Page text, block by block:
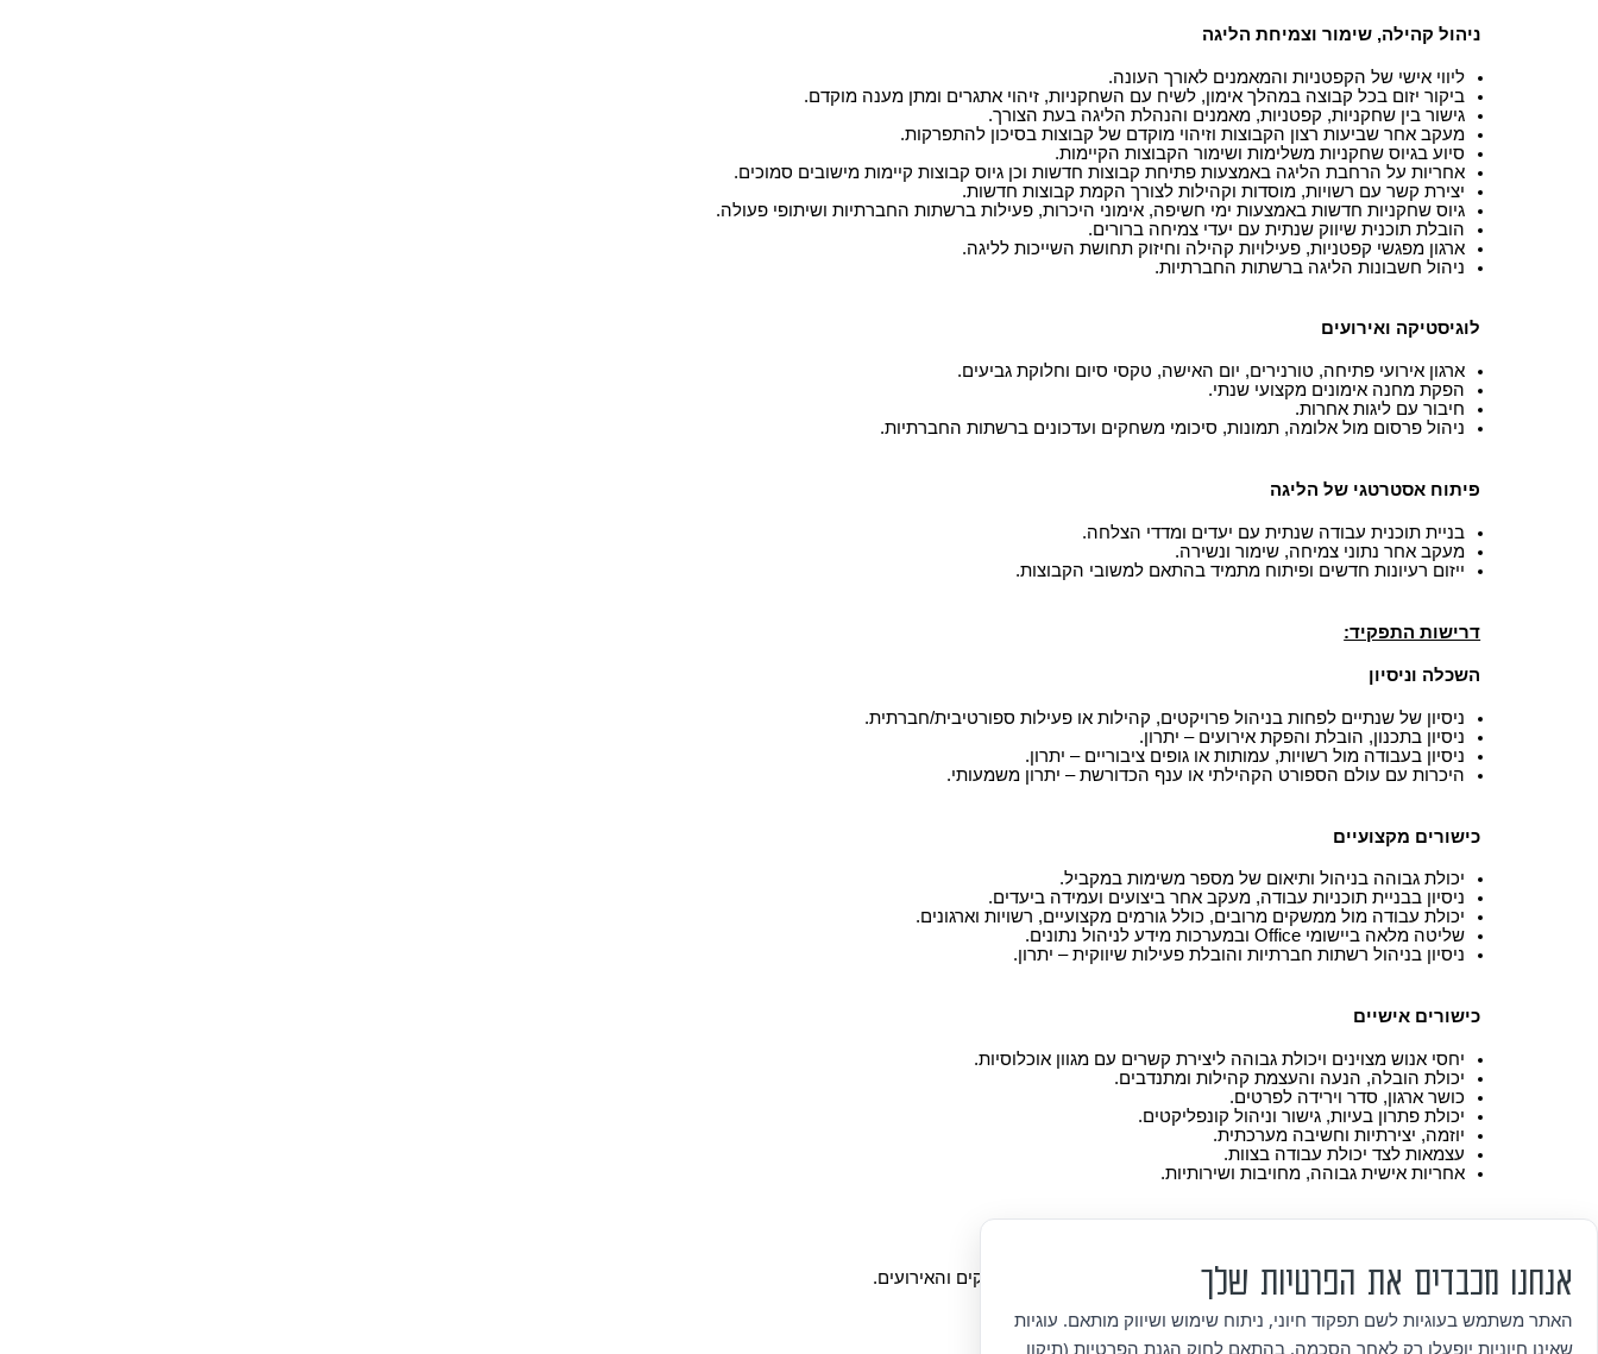
ניהול קהילה, שימור וצמיחת הליגה
ליווי אישי של הקפטניות והמאמנים לאורך העונה.
ביקור יזום בכל קבוצה במהלך אימון, לשיח עם השחקניות, זיהוי אתגרים ומתן מענה מוקדם.
גישור בין שחקניות, קפטניות, מאמנים והנהלת הליגה בעת הצורך.
מעקב אחר שביעות רצון הקבוצות וזיהוי מוקדם של קבוצות בסיכון להתפרקות.
סיוע בגיוס שחקניות משלימות ושימור הקבוצות הקיימות.
אחריות על הרחבת הליגה באמצעות פתיחת קבוצות חדשות וכן גיוס קבוצות קיימות מישובים סמוכים.
יצירת קשר עם רשויות, מוסדות וקהילות לצורך הקמת קבוצות חדשות.
גיוס שחקניות חדשות באמצעות ימי חשיפה, אימוני היכרות, פעילות ברשתות החברתיות ושיתופי פעולה.
הובלת תוכנית שיווק שנתית עם יעדי צמיחה ברורים.
ארגון מפגשי קפטניות, פעילויות קהילה וחיזוק תחושת השייכות לליגה.
ניהול חשבונות הליגה ברשתות החברתיות.
לוגיסטיקה ואירועים
ארגון אירועי פתיחה, טורנירים, יום האישה, טקסי סיום וחלוקת גביעים.
הפקת מחנה אימונים מקצועי שנתי.
חיבור עם ליגות אחרות.
ניהול פרסום מול אלומה, תמונות, סיכומי משחקים ועדכונים ברשתות החברתיות.
פיתוח אסטרטגי של הליגה
בניית תוכנית עבודה שנתית עם יעדים ומדדי הצלחה.
מעקב אחר נתוני צמיחה, שימור ונשירה.
ייזום רעיונות חדשים ופיתוח מתמיד בהתאם למשובי הקבוצות.
דרישות התפקיד:
השכלה וניסיון
ניסיון של שנתיים לפחות בניהול פרויקטים, קהילות או פעילות ספורטיבית/חברתית.
ניסיון בתכנון, הובלת והפקת אירועים – יתרון.
ניסיון בעבודה מול רשויות, עמותות או גופים ציבוריים – יתרון.
היכרות עם עולם הספורט הקהילתי או ענף הכדורשת – יתרון משמעותי.
כישורים מקצועיים
יכולת גבוהה בניהול ותיאום של מספר משימות במקביל.
ניסיון בבניית תוכניות עבודה, מעקב אחר ביצועים ועמידה ביעדים.
יכולת עבודה מול ממשקים מרובים, כולל גורמים מקצועיים, רשויות וארגונים.
שליטה מלאה ביישומי Office ובמערכות מידע לניהול נתונים.
ניסיון בניהול רשתות חברתיות והובלת פעילות שיווקית – יתרון.
כישורים אישיים
יחסי אנוש מצוינים ויכולת גבוהה ליצירת קשרים עם מגוון אוכלוסיות.
יכולת הובלה, הנעה והעצמת קהילות ומתנדבים.
כושר ארגון, סדר וירידה לפרטים.
יכולת פתרון בעיות, גישור וניהול קונפליקטים.
יוזמה, יצירתיות וחשיבה מערכתית.
עצמאות לצד יכולת עבודה בצוות.
אחריות אישית גבוהה, מחויבות ושירותיות.
נכונות לעבודה בשעות אחר הצהריים והערב, בהתאם ללוח המשחקים והאירועים.
נכונות לנסיעות וביקורים בקבוצות ובאולמות ברחבי אזור הפעילות.
רישיון נהיגה ורכב – יתרון.
אנחנו מכבדים את הפרטיות שלך
האתר משתמש בעוגיות לשם תפקוד חיוני, ניתוח שימוש ושיווק מותאם. עוגיות
שאינן חיוניות יופעלו רק לאחר הסכמה. בהתאם לחוק הגנת הפרטיות (תיקון